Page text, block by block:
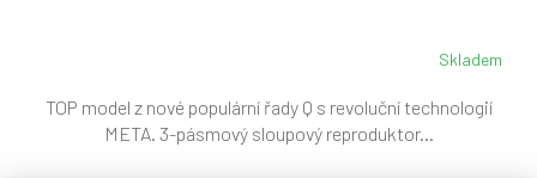
Skladem
TOP model z nové populární řady Q s revoluční technologií
META. 3-pásmový sloupový reproduktor...